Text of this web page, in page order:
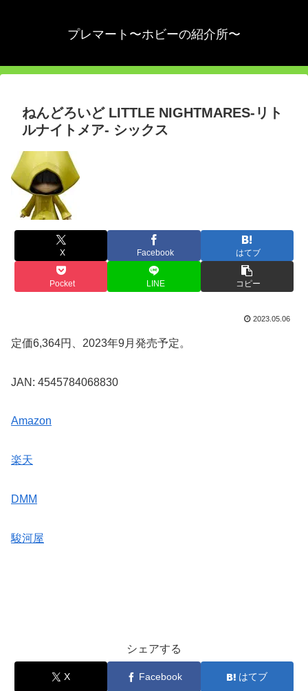
プレマート〜ホビーの紹介所〜
ねんどろいど LITTLE NIGHTMARES-リト
ルナイトメア- シックス
X Facebook はてブ
Pocket LINE コピー
2023.05.06
定価6,364円、2023年9月発売予定。
JAN: 4545784068830
Amazon
楽天
DMM
駿河屋
シェアする
X Facebook はてブ